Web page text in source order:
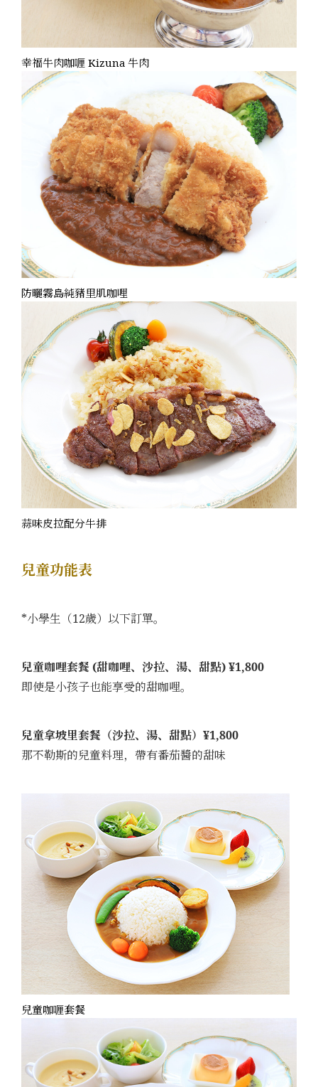
幸福牛肉咖喱 Kizuna 牛肉
防曬霧島純豬里肌咖哩
蒜味皮拉配分牛排
兒童功能表
*小學生（12歲）以下訂單。
兒童咖哩套餐 (甜咖哩、沙拉、湯、甜點) ¥1,800
即使是小孩子也能享受的甜咖哩。
兒童拿坡里套餐 （沙拉、湯、甜點）¥1,800
那不勒斯的兒童料理，帶有番茄醬的甜味
兒童咖喱套餐